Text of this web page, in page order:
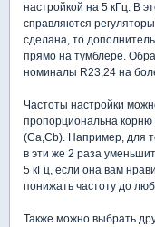
настройкой на 5 кГц. В
справляются
сделана, то
прямо на тумблере.
номиналы R23,24 на
Частоты настройки
пропорциональна корню
(Ca,Cb). Например, для
в эти же 2 раза
5 кГц, если она вам
понижать частоту до
Также можно выбрать